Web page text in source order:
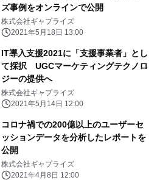
ズ事例をオンラインで公開
株式会社ギャプライズ
2021年5月18日 13:00
IT導入支援2021に「支援事業者」とし
て採択 UGCマーケティングテクノロ
ジーの提供へ
株式会社ギャプライズ
2021年5月14日 12:00
コロナ禍での200億以上のユーザーセ
ッションデータを分析したレポートを
公開
株式会社ギャプライズ
2021年4月8日 12:00